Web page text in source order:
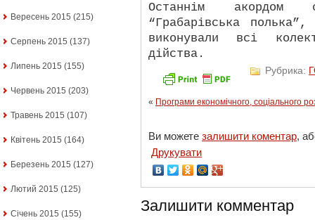
Вересень 2015 (215)
Серпень 2015 (137)
Липень 2015 (155)
Червень 2015 (203)
Травень 2015 (107)
Квітень 2015 (164)
Березень 2015 (127)
Лютий 2015 (125)
Січень 2015 (155)
Останнім акордом
“Грабарівська
виконували всі
дійства.
Рубрика:
« Програми економічного, соціального
Ви можете залишити коментар,
Друкувати
Залишити комментар